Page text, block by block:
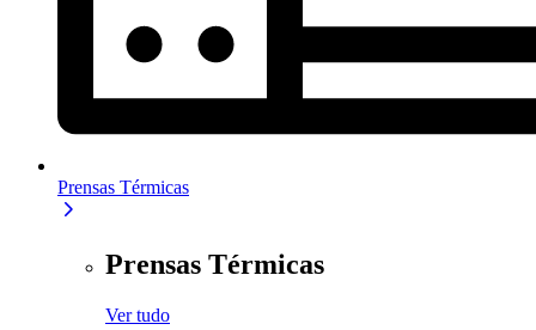
Prensas Térmicas
Prensas Térmicas
Ver tudo